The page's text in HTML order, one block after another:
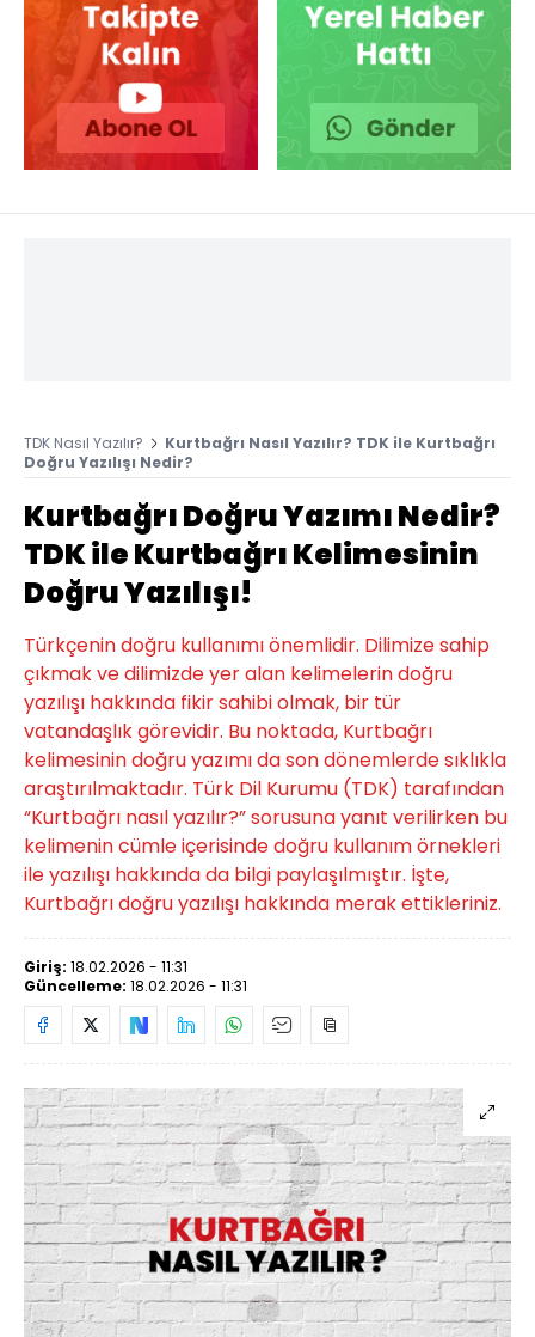
TDK Nasıl Yazılır?
Kurtbağrı Nasıl Yazılır? TDK ile Kurtbağrı
Doğru Yazılışı Nedir?
Kurtbağrı Doğru Yazımı Nedir?
TDK ile Kurtbağrı Kelimesinin
Doğru Yazılışı!
Türkçenin doğru kullanımı önemlidir. Dilimize sahip
çıkmak ve dilimizde yer alan kelimelerin doğru
yazılışı hakkında fikir sahibi olmak, bir tür
vatandaşlık görevidir. Bu noktada, Kurtbağrı
kelimesinin doğru yazımı da son dönemlerde sıklıkla
araştırılmaktadır. Türk Dil Kurumu (TDK) tarafından
“Kurtbağrı nasıl yazılır?” sorusuna yanıt verilirken bu
kelimenin cümle içerisinde doğru kullanım örnekleri
ile yazılışı hakkında da bilgi paylaşılmıştır. İşte,
Kurtbağrı doğru yazılışı hakkında merak ettikleriniz.
Giriş: 18.02.2026 - 11:31
Güncelleme: 18.02.2026 - 11:31